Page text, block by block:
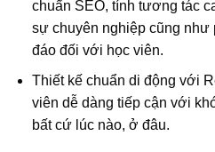
chuẩn SEO, tính tương tác
sự chuyên nghiệp cũng như
đáo đối với học viên.
Thiết kế chuẩn di động với
viên dễ dàng tiếp cận với
bất cứ lúc nào, ở đâu.